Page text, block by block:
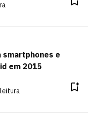
smartphones e
em 2015